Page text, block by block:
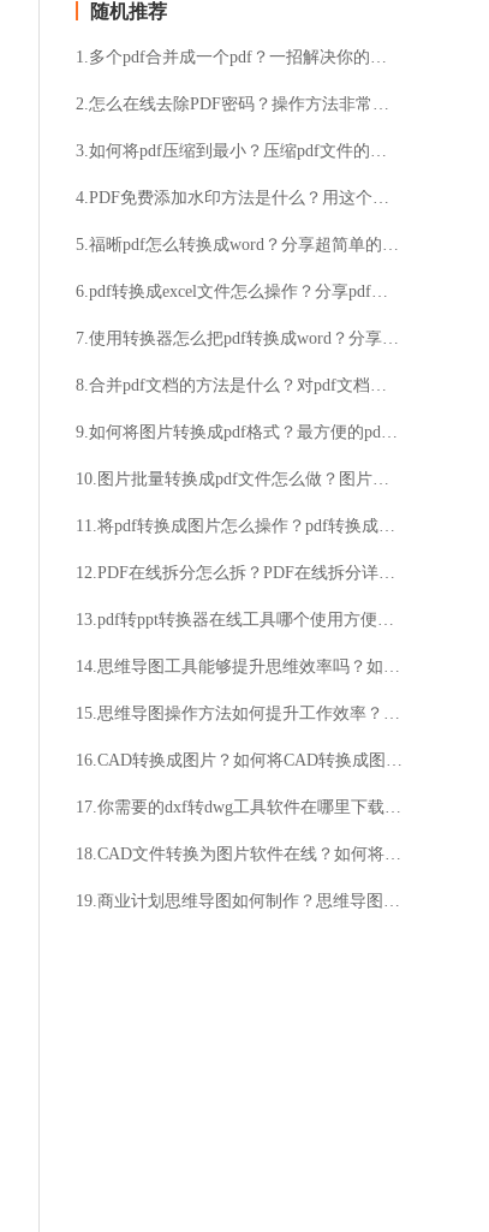
随机推荐
1.多个pdf合并成一个pdf？一招解决你的所有问题
2.怎么在线去除PDF密码？操作方法非常的简单
3.如何将pdf压缩到最小？压缩pdf文件的方法
4.PDF免费添加水印方法是什么？用这个方法就可以了
5.福晰pdf怎么转换成word？分享超简单的几个步骤
6.pdf转换成excel文件怎么操作？分享pdf转excel的好方法
7.使用转换器怎么把pdf转换成word？分享操作步骤
8.合并pdf文档的方法是什么？对pdf文档进行合并的详细步骤
9.如何将图片转换成pdf格式？最方便的pdf转换工具分享
10.图片批量转换成pdf文件怎么做？图片批量转换成pdf做法分享
11.将pdf转换成图片怎么操作？pdf转换成图片的实用技巧
12.PDF在线拆分怎么拆？PDF在线拆分详细步骤分享
13.pdf转ppt转换器在线工具哪个使用方便？PDF和PPT有什么区别？
14.思维导图工具能够提升思维效率吗？如何选择适合自己的思维导图工具？
15.思维导图操作方法如何提升工作效率？思维导图操作方法适用于哪些场景？
16.CAD转换成图片？如何将CAD转换成图片？
17.你需要的dxf转dwg工具软件在哪里下载？这款工具软件好用吗？
18.CAD文件转换为图片软件在线？如何将CAD文件转换为图片软件在线？
19.商业计划思维导图如何制作？思维导图如何应用于商业计划？